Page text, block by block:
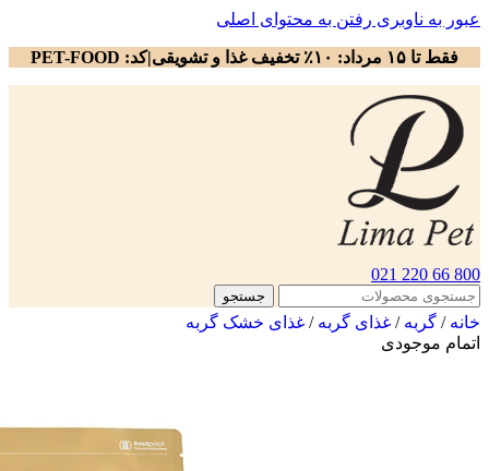
عبور به ناوبری رفتن به محتوای اصلی
فقط تا ۱۵ مرداد: ۱۰٪ تخفیف غذا و تشویقی|کد: PET-FOOD
800 66 220 021
جستجو
خانه/ گربه/ غذای گربه/ غذای خشک گربه
اتمام موجودی